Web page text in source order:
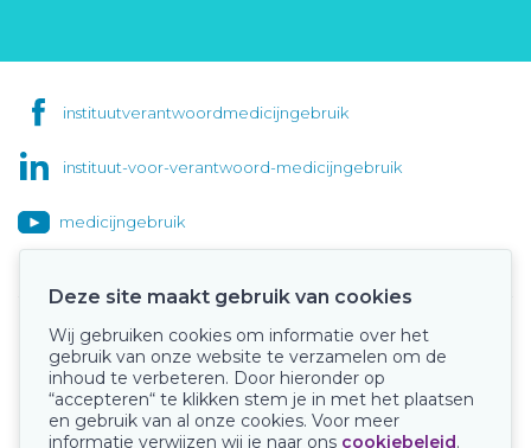
instituutverantwoordmedicijngebruik
instituut-voor-verantwoord-medicijngebruik
medicijngebruik
Onze keurmerken
Deze site maakt gebruik van cookies
Wij gebruiken cookies om informatie over het
gebruik van onze website te verzamelen om de
inhoud te verbeteren. Door hieronder op
“accepteren“ te klikken stem je in met het plaatsen
en gebruik van al onze cookies. Voor meer
informatie verwijzen wij je naar ons cookiebeleid.